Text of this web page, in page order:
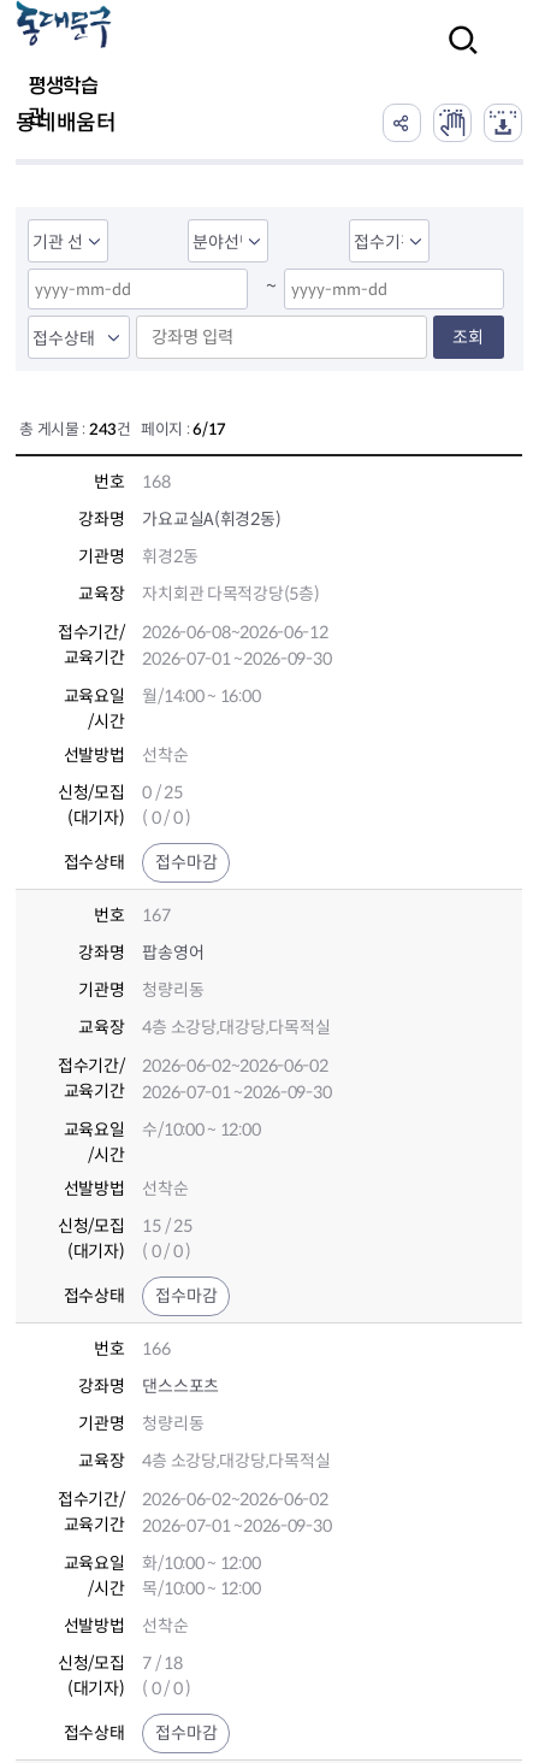
평생학습
관
동네배움터
~
조회
총 게시물 : 243건 페이지 :6/17
번호
168
강좌명
가요교실A(휘경2동)
기관명
휘경2동
교육장
자치회관 다목적강당(5층)
접수기간/
교육기간
2026-06-08~2026-06-12
2026-07-01~2026-09-30
교육요일
/시간
월/14:00 ~ 16:00
선발방법
선착순
신청/모집
(대기자)
0 / 25
( 0 / 0 )
접수상태 접수마감
번호
167
강좌명
팝송영어
기관명
청량리동
교육장
4층 소강당,대강당,다목적실
접수기간/
교육기간
2026-06-02~2026-06-02
2026-07-01~2026-09-30
교육요일
/시간
수/10:00 ~ 12:00
선발방법
선착순
신청/모집
(대기자)
15 / 25
( 0 / 0 )
접수상태 접수마감
번호
166
강좌명
댄스스포츠
기관명
청량리동
교육장
4층 소강당,대강당,다목적실
접수기간/
교육기간
2026-06-02~2026-06-02
2026-07-01~2026-09-30
교육요일
/시간
화/10:00 ~ 12:00
목/10:00 ~ 12:00
선발방법
선착순
신청/모집
(대기자)
7 / 18
( 0 / 0 )
접수상태 접수마감